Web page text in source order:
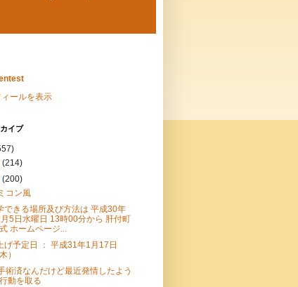
ールを表示
イブ
(214)
(200)
コン風
できる場所及び方法は 平成30年
5日水曜日 13時00分から 肝付町
ホームページ...
げ予定日 ： 平成31年1月17日
）
術済なんだけど最近発情したよう
動を取る